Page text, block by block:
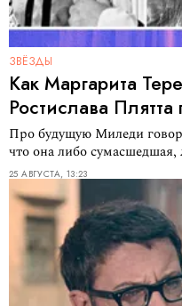
ЗВЁЗДЫ
Как Маргарита
Ростислава Плятта
Про будущую Миледи
что она либо сумасшедшая,
25 АВГУСТА, 13:23